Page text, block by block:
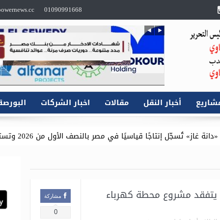
01090991668
أخبار النقل مقالات اخبار الشركات
في مصر بالنصف الأول من 2026 وتستعيد كافة مستحقاتها المتأخرة
يتفقد مشروع محطة كهرباء مشاركة
0